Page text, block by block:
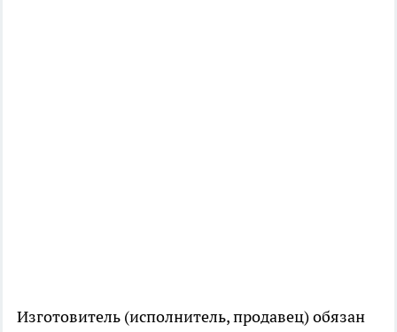
Изготовитель (исполнитель, продавец) обязан